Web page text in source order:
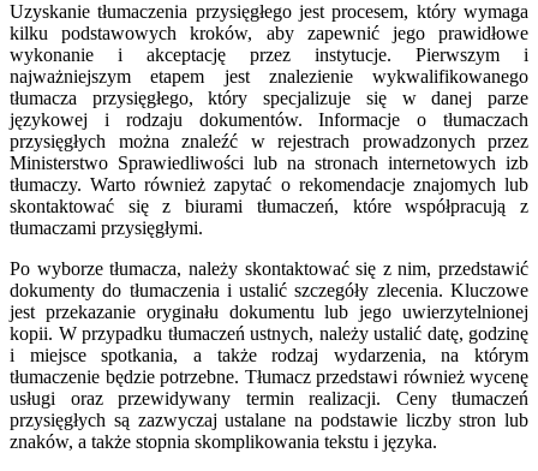
Uzyskanie tłumaczenia przysięgłego jest procesem, który wymaga
kilku podstawowych kroków, aby zapewnić jego prawidłowe
wykonanie i akceptację przez instytucje. Pierwszym i
najważniejszym etapem jest znalezienie wykwalifikowanego
tłumacza przysięgłego, który specjalizuje się w danej parze
językowej i rodzaju dokumentów. Informacje o tłumaczach
przysięgłych można znaleźć w rejestrach prowadzonych przez
Ministerstwo Sprawiedliwości lub na stronach internetowych izb
tłumaczy. Warto również zapytać o rekomendacje znajomych lub
skontaktować się z biurami tłumaczeń, które współpracują z
tłumaczami przysięgłymi.
Po wyborze tłumacza, należy skontaktować się z nim, przedstawić
dokumenty do tłumaczenia i ustalić szczegóły zlecenia. Kluczowe
jest przekazanie oryginału dokumentu lub jego uwierzytelnionej
kopii. W przypadku tłumaczeń ustnych, należy ustalić datę, godzinę
i miejsce spotkania, a także rodzaj wydarzenia, na którym
tłumaczenie będzie potrzebne. Tłumacz przedstawi również wycenę
usługi oraz przewidywany termin realizacji. Ceny tłumaczeń
przysięgłych są zazwyczaj ustalane na podstawie liczby stron lub
znaków, a także stopnia skomplikowania tekstu i języka.